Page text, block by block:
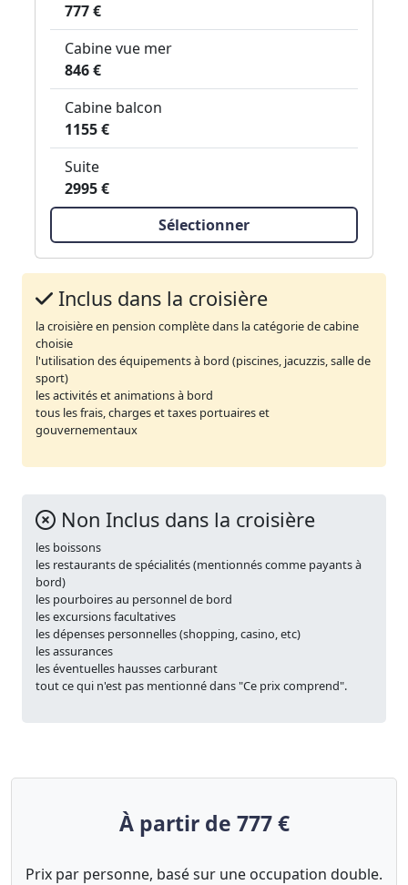
777 €
Cabine vue mer
846 €
Cabine balcon
1155 €
Suite
2995 €
Sélectionner
Inclus dans la croisière
la croisière en pension complète dans la catégorie de cabine
choisie
l'utilisation des équipements à bord (piscines, jacuzzis, salle de
sport)
les activités et animations à bord
tous les frais, charges et taxes portuaires et
gouvernementaux
Non Inclus dans la croisière
les boissons
les restaurants de spécialités (mentionnés comme payants à
bord)
les pourboires au personnel de bord
les excursions facultatives
les dépenses personnelles (shopping, casino, etc)
les assurances
les éventuelles hausses carburant
tout ce qui n'est pas mentionné dans "Ce prix comprend".
À partir de 777 €
Prix par personne, basé sur une occupation double.